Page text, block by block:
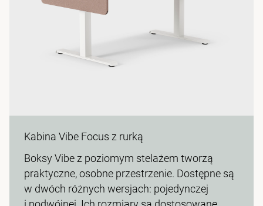
Kabina Vibe Focus z rurką
Boksy Vibe z poziomym stelażem tworzą
praktyczne, osobne przestrzenie. Dostępne są
w dwóch różnych wersjach: pojedynczej